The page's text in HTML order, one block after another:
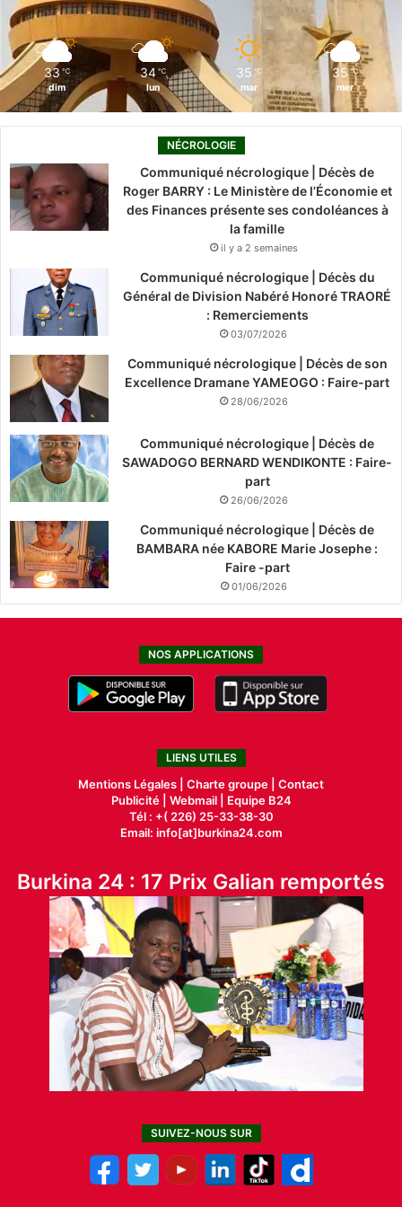
k
n
33 ℃
dim
34 ℃
lun
35 ℃
mar
35 ℃
mer
NÉCROLOGIE
Communiqué nécrologique | Décès de
Roger BARRY : Le Ministère de l’Économie et
des Finances présente ses condoléances à
la famille
il y a 2 semaines
Communiqué nécrologique | Décès du
Général de Division Nabéré Honoré TRAORÉ
: Remerciements
03/07/2026
Communiqué nécrologique | Décès de son
Excellence Dramane YAMEOGO : Faire-part
28/06/2026
Communiqué nécrologique | Décès de
SAWADOGO BERNARD WENDIKONTE : Faire-
part
26/06/2026
Communiqué nécrologique | Décès de
BAMBARA née KABORE Marie Josephe :
Faire -part
01/06/2026
NOS APPLICATIONS
LIENS UTILES
Mentions Légales | Charte groupe | Contact
Publicité| Webmail |
Equipe B24
Tél : +( 226) 25-33-38-30
Email: info[at]burkina24.com
Burkina 24 : 17 Prix Galian remportés
SUIVEZ-NOUS SUR